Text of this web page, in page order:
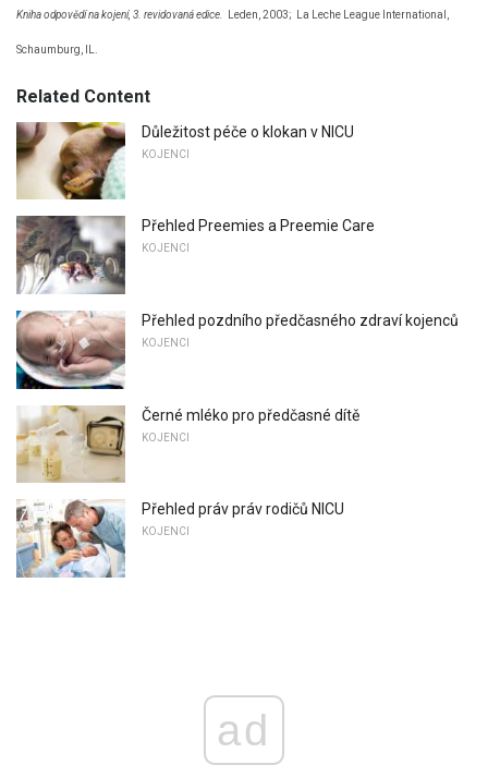
Kniha odpovědí na kojení, 3. revidovaná edice. Leden, 2003; La Leche League International,
Schaumburg, IL.
Related Content
Důležitost péče o klokan v NICU
KOJENCI
Přehled Preemies a Preemie Care
KOJENCI
Přehled pozdního předčasného zdraví kojenců
KOJENCI
Černé mléko pro předčasné dítě
KOJENCI
Přehled práv práv rodičů NICU
KOJENCI
ad